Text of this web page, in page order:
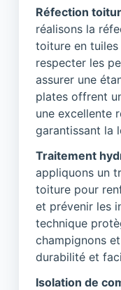
Réfection
réalisons la
toiture en
respecter les
assurer une
plates offrent
une excellente
garantissant la
Traitement
appliquons un
toiture pour
et prévenir les
technique
champignons
durabilité et
Isolation de